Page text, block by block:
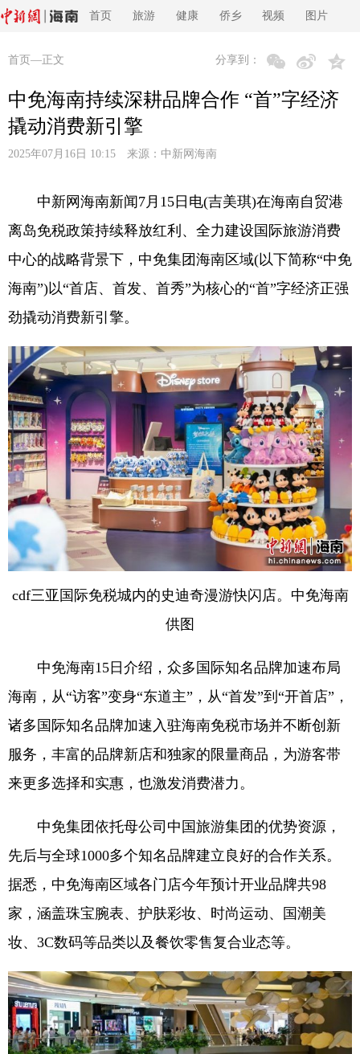
首页 旅游 健康 侨乡 视频 图片
首页 —正文 分享到：
中免海南持续深耕品牌合作 “首”字经济
撬动消费新引擎
2025年07月16日 10:15 来源： 中新网海南
中新网海南新闻7月15日电(吉美琪)在海南自贸港
离岛免税政策持续释放红利、全力建设国际旅游消费
中心的战略背景下，中免集团海南区域(以下简称“中免
海南”)以“首店、首发、首秀”为核心的“首”字经济正强
劲撬动消费新引擎。
cdf三亚国际免税城内的史迪奇漫游快闪店。中免海南
供图
中免海南15日介绍，众多国际知名品牌加速布局
海南，从“访客”变身“东道主”，从“首发”到“开首店”，
诸多国际知名品牌加速入驻海南免税市场并不断创新
服务，丰富的品牌新店和独家的限量商品，为游客带
来更多选择和实惠，也激发消费潜力。
中免集团依托母公司中国旅游集团的优势资源，
先后与全球1000多个知名品牌建立良好的合作关系。
据悉，中免海南区域各门店今年预计开业品牌共98
家，涵盖珠宝腕表、护肤彩妆、时尚运动、国潮美
妆、3C数码等品类以及餐饮零售复合业态等。